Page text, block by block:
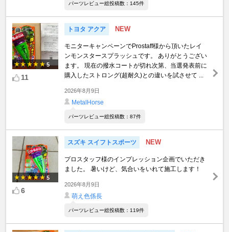
パーツレビュー総投稿数：145件
5
11
トヨタ アクア NEW
モニターキャンペーンでProstaff様から頂いたレイ
ンモンスタースプラッシュです。 ありがとうござい
ます。 現在の撥水コートが切れ次第、当選発表前に
購入したストロング(超耐久)との違いを試させて ...
2026年8月9日
MetalHorse
パーツレビュー総投稿数：87件
5
6
スズキ スイフトスポーツ NEW
プロスタッフ様のインプレッション企画でいただき
ました。 暑いけど、気合いをいれて施工します！
2026年8月9日
萌え色係長
パーツレビュー総投稿数：119件